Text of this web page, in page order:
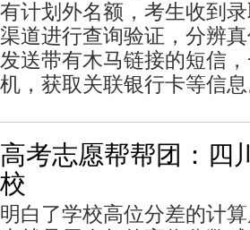
有计划外名额，考生收到
渠道进行查询验证，分辨
发送带有木马链接的短信
机，获取关联银行卡等信息
高考志愿帮帮团：四
校
明白了学校高位分差的计